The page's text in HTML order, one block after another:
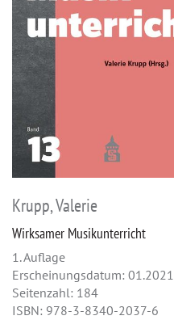
Krupp, Valerie
Wirksamer Musikunterricht
1. Auflage
Erscheinungsdatum: 01.2021
Seitenzahl: 184
ISBN: 978-3-8340-2037-6